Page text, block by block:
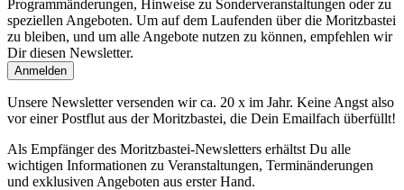
Programmänderungen, Hinweise zu Sonderveranstaltungen oder zu
speziellen Angeboten. Um auf dem Laufenden über die Moritzbastei
zu bleiben, und um alle Angebote nutzen zu können, empfehlen wir
Dir diesen Newsletter.
Unsere Newsletter versenden wir ca. 20 x im Jahr. Keine Angst also
vor einer Postflut aus der Moritzbastei, die Dein Emailfach überfüllt!
Als Empfänger des Moritzbastei-Newsletters erhältst Du alle
wichtigen Informationen zu Veranstaltungen, Terminänderungen
und exklusiven Angeboten aus erster Hand.